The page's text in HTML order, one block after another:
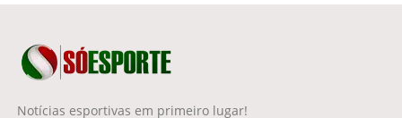
Notícias esportivas em primeiro lugar!